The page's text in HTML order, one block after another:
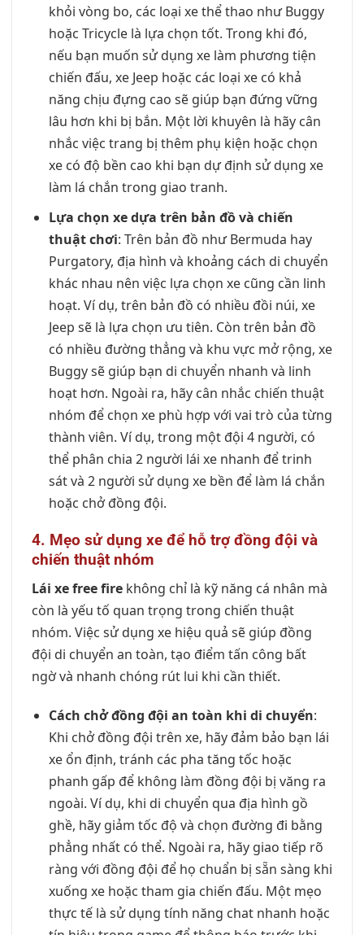
khỏi vòng bo, các loại xe thể thao như Buggy
hoặc Tricycle là lựa chọn tốt. Trong khi đó,
nếu bạn muốn sử dụng xe làm phương tiện
chiến đấu, xe Jeep hoặc các loại xe có khả
năng chịu đựng cao sẽ giúp bạn đứng vững
lâu hơn khi bị bắn. Một lời khuyên là hãy cân
nhắc việc trang bị thêm phụ kiện hoặc chọn
xe có độ bền cao khi bạn dự định sử dụng xe
làm lá chắn trong giao tranh.
Lựa chọn xe dựa trên bản đồ và chiến
thuật chơi: Trên bản đồ như Bermuda hay
Purgatory, địa hình và khoảng cách di chuyển
khác nhau nên việc lựa chọn xe cũng cần linh
hoạt. Ví dụ, trên bản đồ có nhiều đồi núi, xe
Jeep sẽ là lựa chọn ưu tiên. Còn trên bản đồ
có nhiều đường thẳng và khu vực mở rộng, xe
Buggy sẽ giúp bạn di chuyển nhanh và linh
hoạt hơn. Ngoài ra, hãy cân nhắc chiến thuật
nhóm để chọn xe phù hợp với vai trò của từng
thành viên. Ví dụ, trong một đội 4 người, có
thể phân chia 2 người lái xe nhanh để trinh
sát và 2 người sử dụng xe bền để làm lá chắn
hoặc chở đồng đội.
4. Mẹo sử dụng xe để hỗ trợ đồng đội và
chiến thuật nhóm
Lái xe free fire không chỉ là kỹ năng cá nhân mà
còn là yếu tố quan trọng trong chiến thuật
nhóm. Việc sử dụng xe hiệu quả sẽ giúp đồng
đội di chuyển an toàn, tạo điểm tấn công bất
ngờ và nhanh chóng rút lui khi cần thiết.
Cách chở đồng đội an toàn khi di chuyển:
Khi chở đồng đội trên xe, hãy đảm bảo bạn lái
xe ổn định, tránh các pha tăng tốc hoặc
phanh gấp để không làm đồng đội bị văng ra
ngoài. Ví dụ, khi di chuyển qua địa hình gồ
ghề, hãy giảm tốc độ và chọn đường đi bằng
phẳng nhất có thể. Ngoài ra, hãy giao tiếp rõ
ràng với đồng đội để họ chuẩn bị sẵn sàng khi
xuống xe hoặc tham gia chiến đấu. Một mẹo
thực tế là sử dụng tính năng chat nhanh hoặc